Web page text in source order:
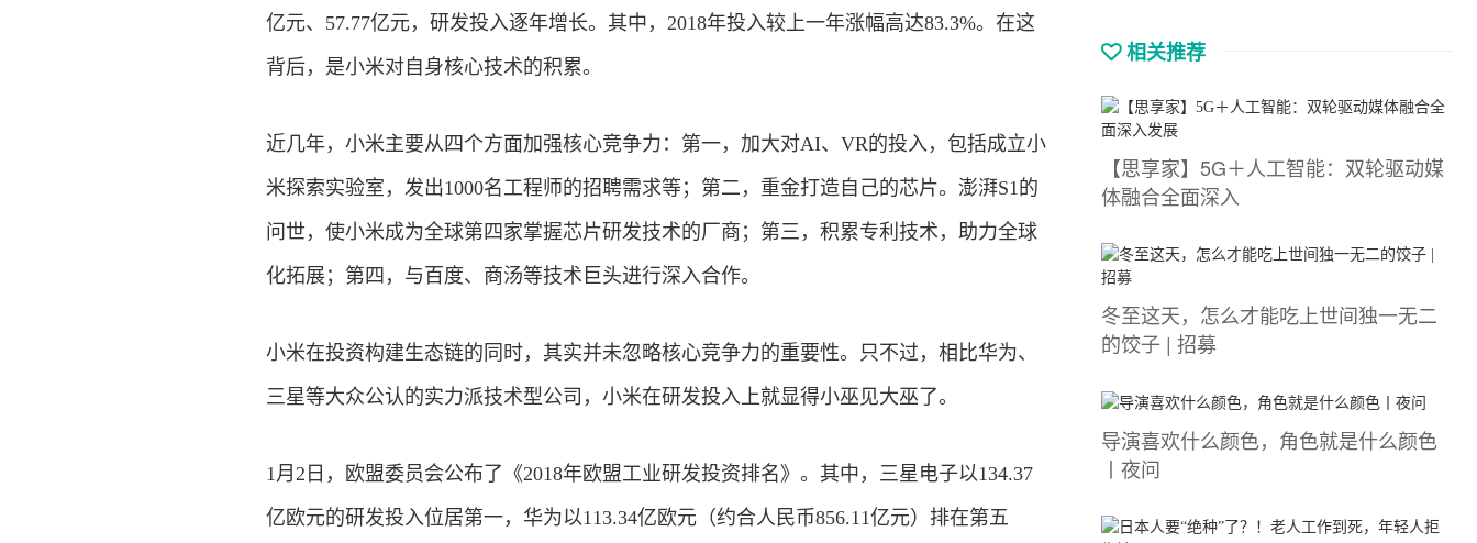
亿元、57.77亿元，研发投入逐年增长。其中，2018年投入较上一年涨幅高达83.3%。在这
背后，是小米对自身核心技术的积累。
近几年，小米主要从四个方面加强核心竞争力：第一，加大对AI、VR的投入，包括成立小
米探索实验室，发出1000名工程师的招聘需求等；第二，重金打造自己的芯片。澎湃S1的
问世，使小米成为全球第四家掌握芯片研发技术的厂商；第三，积累专利技术，助力全球
化拓展；第四，与百度、商汤等技术巨头进行深入合作。
小米在投资构建生态链的同时，其实并未忽略核心竞争力的重要性。只不过，相比华为、
三星等大众公认的实力派技术型公司，小米在研发投入上就显得小巫见大巫了。
1月2日，欧盟委员会公布了《2018年欧盟工业研发投资排名》。其中，三星电子以134.37
亿欧元的研发投入位居第一，华为以113.34亿欧元（约合人民币856.11亿元）排在第五
相关推荐
【思享家】5G＋人工智能：双轮驱动媒
体融合全面深入
冬至这天，怎么才能吃上世间独一无二
的饺子 | 招募
导演喜欢什么颜色，角色就是什么颜色
丨夜问